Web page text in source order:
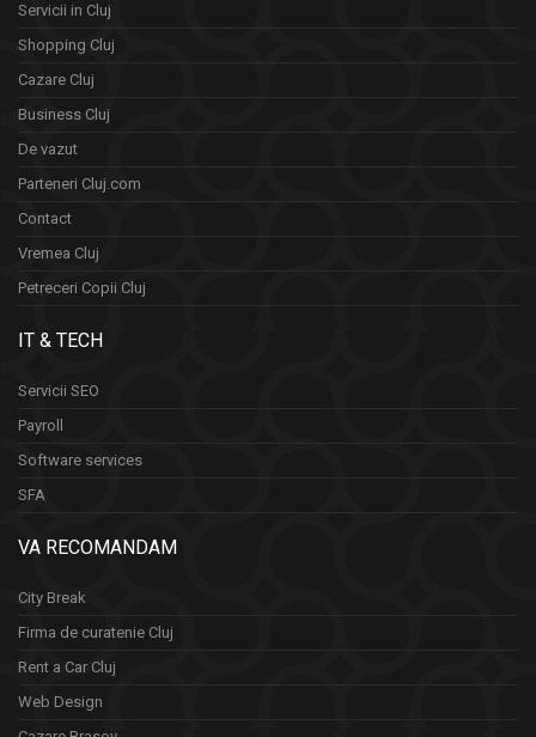
Servicii in Cluj
Shopping Cluj
Cazare Cluj
Business Cluj
De vazut
Parteneri Cluj.com
Contact
Vremea Cluj
Petreceri Copii Cluj
IT & TECH
Servicii SEO
Payroll
Software services
SFA
VA RECOMANDAM
City Break
Firma de curatenie Cluj
Rent a Car Cluj
Web Design